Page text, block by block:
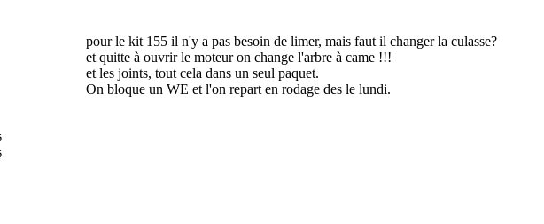
pour le kit 155 il n'y a pas besoin de limer, mais faut il changer la culasse?
et quitte à ouvrir le moteur on change l'arbre à came !!!
et les joints, tout cela dans un seul paquet.
On bloque un WE et l'on repart en rodage des le lundi.